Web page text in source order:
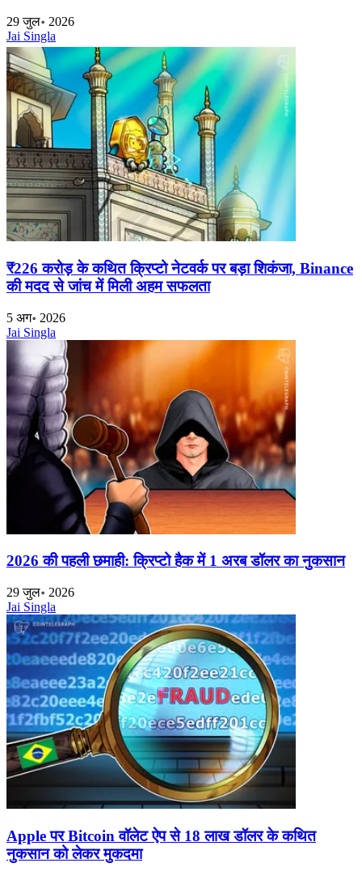
29 जुल॰ 2026
Jai Singla
₹226 करोड़ के कथित क्रिप्टो नेटवर्क पर बड़ा शिकंजा, Binance
की मदद से जांच में मिली अहम सफलता
5 अग॰ 2026
Jai Singla
2026 की पहली छमाही: क्रिप्टो हैक में 1 अरब डॉलर का नुकसान
29 जुल॰ 2026
Jai Singla
Apple पर Bitcoin वॉलेट ऐप से 18 लाख डॉलर के कथित
नुकसान को लेकर मुकदमा